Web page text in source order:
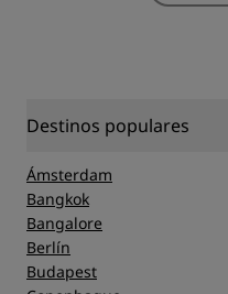
Destinos populares
Ámsterdam
Bangkok
Bangalore
Berlín
Budapest